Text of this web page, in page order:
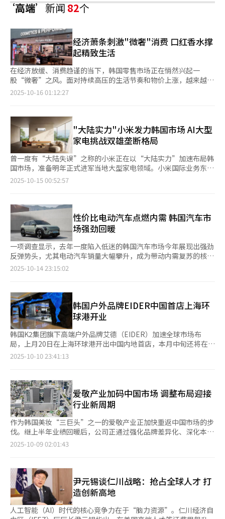
‘高端’新闻82个
经济萧条刺激"微奢"消费 口红香水撑
起精致生活
在经济放缓、消费趋谨的当下，韩国零售市场正在悄然兴起一
股“微奢”之风。面对持续高压的生活节奏和物价上涨，越来越多
年轻一代选择以小额支出满足“奢侈消费”心理，一支高端口红、
妆领域。路易威登今年8月推出首个彩妆系列La Beauté Louis
Vuitton，唇膏售价高达1200元，眼影1800元，价格远超爱马仕和
香奈儿，但上市后立刻抢购一空。业内人士指出，相比动辄几万的
包袋，彩妆产品能让更多人轻松接触奢侈品牌，从心理上实现“奢
侈入门”。 高端美妆也正成为奢侈品牌集团新的增长引擎。爱马
仕美妆部门去年营收达5.35亿欧元，较2021年增长38%。LVMH集
团整体营收微降1.7%，但香水与化妆品部门逆势增长1.8%，旗下
丝芙兰也保持2%以上增长。分析人士认为，这类产品价格较低、
在韩国，10多岁至30多岁消费者已成为“微奢”消费主力。他们
倾向于用香气和妆容表达自我，而非依赖传统奢侈品来彰显地位。
其中，香水市场的表现尤为突出。韩国三大百货公司上半年香水销
售均增长超过两位数，乐天同比上涨15%，新世界21.2%，现代超
过20%。 法国小众品牌Creed在女团aespa成员宁艺卓公开提及是
最爱的香水后爆红，Kilian也由于演员车珠英的使用而人气飙升。
新世界国际旗下EX NIHILO营收在今年1至8月同比增长120%，产
品中售价40万韩元（约合人民币2000元）的“蓝色护身符香
底、香氛护肤品销售均保持上升趋势。与其一次性投入高昂金额购
买包包或珠宝，不少年轻人更愿意每月花几十万韩元购入能日常使
用的奢侈美妆。正如一位25岁的白领所说，每天用上喜欢的口红或
香水，就像给自己“充电”。 面对消费趋势变化，韩国零售行业
也迅速跟进。乐天百货去年改造首尔总店美妆馆，打造国内最大香
水区，并引入罗意威、摩顿布朗等高端品牌；同时扩展爱马仕美
妆、香奈儿护肤等专区。现代百货通过旗下清洁美妆精选店Be
Clean吸引20至30多岁消费者，今年上半年新增15个香水品牌，并
牌涨幅达150%；乐天免税店的香水销售在化妆品总额中的占比也
从14%升至27%。部分品牌还推出“旅行限定版”“可替换包
装”等策略，让“微奢”更具持续吸引力。 经济学家指出，在不
确定的经济环境下，“犒赏自己”的消费心理会更加强烈。奢侈品
牌的香水、口红等产品价格不菲，但购买门槛低、可频繁使用，能
即时带来情绪满足。“与其一次性花大钱买包，不如每天享受一点
点奢华。”业内分析认为，这种“精致抵御焦虑”的消费观已成为
代消费能力提升，情绪价值、品牌故事与个性体验会成为决定购买
的关键。奢侈不再代表昂贵，而是一种生活态度，哪怕只是喷上一
点香水、涂上一支口红，也能让平凡的一天变得更有仪式感。
2025-10-16 01:12:27
"大陆实力"小米发力韩国市场 AI大型
家电挑战双雄垄断格局
曾一度有“大陆失误”之称的小米正在以“大陆实力”加速布局韩
国市场，准备明年正式进军当地大型家电领域。小米国际业务东亚
区总经理李刚健在6月首尔汝矣岛小米韩国首家线下门店开业时透
麻谷相继开设门店，本月还计划在首尔龙山设立Exclusive Service
Center（ESC），提供上门与快递维修等专业售后服务。业内人士
指出，小米此举是为进军高端家电市场铺路。韩国民众在购买大件
家电时普遍倾向线下体验，线下门店有助于提升品牌认知度与信赖
度。 小米正在全球范围内加快大型家电布局，甚至提前推进中国
新建空调工厂的竣工时间。业内普遍预计，小米在韩推出的产品可
能主要来自旗下智能家居品牌米家（MIJIA）。米家产品可以通过
小米之家（Mi Home）平台实现AIoT互联，是小米“人·车·
三款新品面向全球上市。包括502升双开门冰箱、9公斤滚筒洗烘
一体机Pro和空调Pro Eco系列。冰箱主打高效保鲜与抗菌功能，
洗烘一体机能耗较欧盟A级标准高出25%，支持蒸汽除菌与快速烘
干。空调系列则获得欧盟A+++能效认证，AI节能模式最高提升能
效27%，并具备30秒制冷、60秒制热等功能。 价格方面，新品定
价延续小米一贯的“高性价比”策略，502升双开门冰箱全球售价
约合人民币7300元，洗烘一体机约5000元，空调约5200至6100
元。 业内普遍认为，小米如果在韩国推出大批AI大型家电，则可能
的AI功能，同时凭借“小米式性价比”有望吸引追求高端性能与实
惠价格的消费群体。 从消费者偏好来看，小米新品与韩国市场需
求契合度较高。消费者数据平台Opensurvey面向1000名20至59
岁消费者进行调查，并于6月发布的《2025 AI家电趋势报告》显
示，韩国消费者最希望AI家电具备的功能包括产品状态提前提醒、
情景化智能模式、自动节能模式以及移动远程操控等。 小米方面
表示，新品会进一步推动“人·车·家”智能生态战略，为全球消
费者带来更加连贯、智能的生活体验。此外，米家家电支持与
2025-10-15 00:52:57
性价比电动汽车点燃内需 韩国汽车市
场强劲回暖
一项调查显示，去年一度陷入低迷的韩国汽车市场今年展现出强劲
反弹势头，尤其电动汽车销量大幅攀升，成为带动内需复苏的核心
动力。 韩国汽车数据研究机构Carisyou于14日发布数据显示，截
量为104.4684万辆，同比增长3.3%，进口汽车则同比增长15.5%
至23.1056万辆。去年汽车销量以163.5万辆创11年来最低水平，
今年有望实现反弹。 韩国品牌汽车中，起亚以38.8117万辆位居榜
首，同比增长4.6%，现代汽车以35.5905万辆（11%）排名第二。
雷诺韩国凭借中型运动型多用途汽车（SUV）大科雷傲（Grand
Koleos）的热销，销量暴增141%至4.0431万辆。相比之下，现代
汽车旗下高端品牌捷尼赛思（Genesis）下降11.8%至8.941万
辆；KG Mobility（KGM，原双龙汽车）与通用汽车公司（GM）则
（BMW）销量为5.784万辆，同比增长6.6%，位居首位，并与梅
赛德斯-奔驰（4.8248万辆，0.4%）和特斯拉（4.3637万辆，
84.8%）位居前三。此外，雷克萨斯（14.1%）、奥迪（35.4%）
及保时捷（37.9%）增长也十分显著。 今年韩国畅销车型前10名
中有7款为SUV。起亚索兰托（Sorento）销量为7.45万辆
（7.1%），有望连续两年夺冠；起亚嘉华（6.30万辆）位居第
二。其后依次为起亚狮跑（5.69万辆）、现代帕里斯帝（4.65万
辆）、现代胜达（4.58万辆）、起亚赛图斯（4.37万辆）和现代途
塔（3.91万辆）进入前十。 在经济低迷的背景下，消费者愈发注重
汽车性价比。因此，高性价比代表车型现代伊兰特销量同比大涨
52.5%，而现代雅尊、捷尼赛思G80及GV80分别下降7.6%、8.5%
和26.5%。 电动汽车“性价比之王”——特斯拉Model Y与起亚EV3
表现亮眼。特斯拉Model Y以3.7035万辆登上进口汽车销量榜首，
起亚EV3销售达1.8732万辆。受其带动，韩国电动汽车整体销量暴
2025-10-14 23:15:02
韩国户外品牌EIDER中国首店上海环
球港开业
韩国K2集团旗下高端户外品牌艾德（EIDER）加速全球市场布
局，上月20日在上海环球港开出中国内地首店，本月中旬还将在吉
林市财富购物广场开出第二家门店。 艾德中国市场业务由森马集
产品为中心，根据当地潮流趋势开发符合市场需求的产品。 艾德
计划以中国一线城市核心商圈为重点逐步拓展销售网络，在2027
年之前将门店数量扩大至15至20家，销售额达到450亿韩元（约合
人民币2.2亿元）。 首家门店所在的上海环球港购物中心年客流量
约4200万人次，艾德门店位于一层，占地面积约90坪（约300平方
米）。第二家门店所在的吉林市位于气温寒冷地区，冬季对保暖外
套需求旺盛，艾德计划在当地重点展示当季主打产品。 艾德此前
已进军欧洲和中国台湾市场，在欧洲自2023年秋季起与法国知名
公司合作开展批发业务。目前正在准备进军美国和日本市场，计划
通过B2B与B2C并行的线上平台进行测试，根据反馈制定后续市场
拓展计划。 艾德品牌于1962年诞生于法国霞慕尼，2006年起由K2
集团负责韩国市场业务，2009年获得韩国国内商标权，2020年从
母公司CALIDA集团收购艾德全球商标权。
2025-10-10 23:41:13
爱敬产业加码中国市场 调整布局迎接
行业新周期
作为韩国美妆“三巨头”之一的爱敬产业正加快重返中国市场的步
伐。继上半年业绩回暖后，公司正通过强化品牌差异化、深化本地
化营销，并推出契合新消费趋势的产品组合，力图在竞争愈发激烈
币8.6亿元），营业利润为112亿韩元，分别同比下降1.3%和
36.1%。不过，化妆品业务自第一季度触底后呈现明显回升势头，
销售额环比增长13.4%，营业利润环比大幅提升84.6%。 在中国市
场方面，通过抖音直播与明星单品焕新上市，主力品牌AGE20’S
的销售表现呈稳步回升趋势。爱敬产业方面表示，公司将围绕“高
2025-10-09 02:01:43
尹元锡谈仁川战略：抢占全球人才 打
造创新高地
人工智能（AI）时代的核心竞争力在于“脑力资源”。仁川经济自